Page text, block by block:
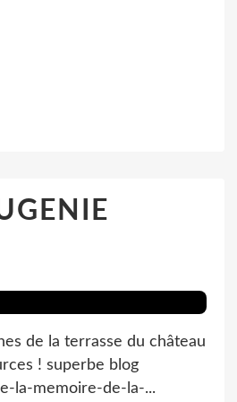
de la terrasse du château
! superbe blog
la-memoire-de-la-...